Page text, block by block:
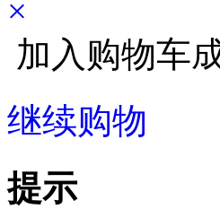
×
加入购物车
继续购物
提示